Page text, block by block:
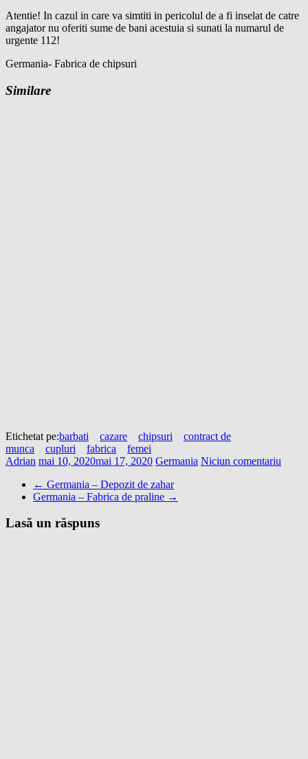
Atentie! In cazul in care va simtiti in pericolul de a fi inselat de catre
angajator nu oferiti sume de bani acestuia si sunati la numarul de
urgente 112!
Germania- Fabrica de chipsuri
Similare
Etichetat pe:barbati cazare chipsuri
contract de
munca
cupluri fabrica
femei
Adrian mai 10, 2020mai 17, 2020 Germania Niciun comentariu
← Germania – Depozit de zahar
Germania – Fabrica de praline →
Lasă un răspuns